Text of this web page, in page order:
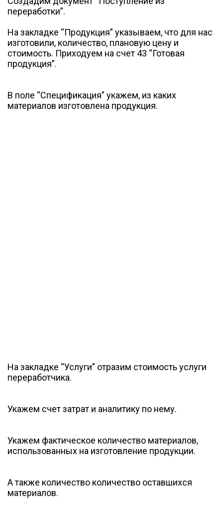
переработки”.
На закладке “Продукция” указываем, что для нас
изготовили, количество, плановую цену и
стоимость. Приходуем на счет 43 “Готовая
продукция”.
В поле “Спецификация” укажем, из каких
материалов изготовлена продукция.
На закладке “Услуги” отразим стоимость услуги
переработчика.
Укажем счет затрат и аналитику по нему.
Укажем фактическое количество материалов,
использованных на изготовление продукции.
А также количество количество оставшихся
материалов.